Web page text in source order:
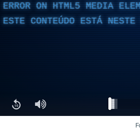
ERROR ON HTML5 MEDIA
ESTE CONTEÚDO ESTÁ